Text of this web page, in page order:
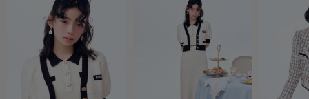
made of Organics
メイドオブオーガニクス
MICHU COQUETTE
ミチュ コケット